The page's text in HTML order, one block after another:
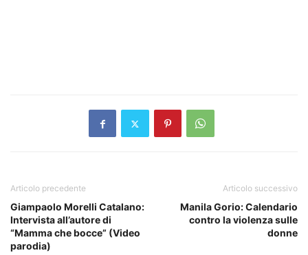
Articolo precedente
Giampaolo Morelli Catalano:
Intervista all’autore di
“Mamma che bocce” (Video
parodia)
Articolo successivo
Manila Gorio: Calendario
contro la violenza sulle
donne